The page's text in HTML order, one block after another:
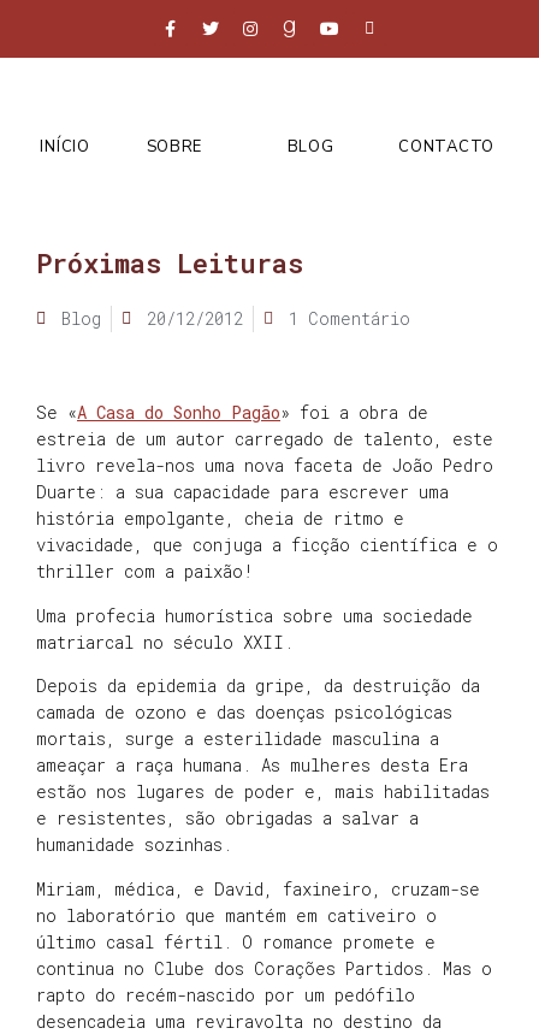
INÍCIO SOBRE BLOG CONTACTO
Próximas Leituras
Blog 20/12/2012 1 Comentário
Se «A Casa do Sonho Pagão» foi a obra de
estreia de um autor carregado de talento, este
livro revela-nos uma nova faceta de João Pedro
Duarte: a sua capacidade para escrever uma
história empolgante, cheia de ritmo e
vivacidade, que conjuga a ficção científica e o
thriller com a paixão!
Uma profecia humorística sobre uma sociedade
matriar­cal no século XXII.
Depois da epidemia da gripe, da destrui­ção da
camada de ozono e das doenças psicológicas
mortais, surge a esterilidade masculina a
ameaçar a raça humana. As mulheres desta Era
estão nos lugares de poder e, mais habi­litadas
e resistentes, são obrigadas a salvar a
humanidade sozinhas.
Miriam, médica, e David, faxineiro, cruzam-se
no labo­ratório que mantém em cativeiro o
último casal fértil. O romance promete e
continua no Clube dos Corações Partidos. Mas o
rapto do recém-nascido por um pedófilo
desencadeia uma reviravolta no destino da